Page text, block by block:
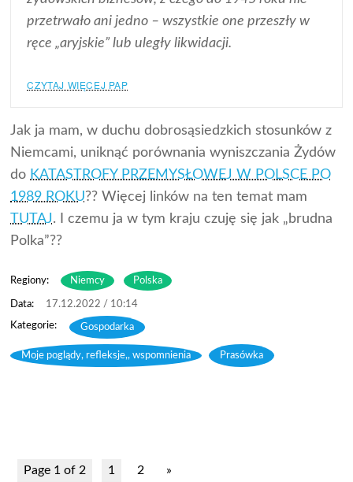
przetrwało ani jedno – wszystkie one przeszły w
ręce „aryjskie” lub uległy likwidacji.
CZYTAJ WIĘCEJ PAP
Jak ja mam, w duchu dobrosąsiedzkich stosunków z
Niemcami, uniknąć porównania wyniszczania Żydów
do KATASTROFY PRZEMYSŁOWEJ W POLSCE PO
1989 ROKU?? Więcej linków na ten temat mam
TUTAJ. I czemu ja w tym kraju czuję się jak „brudna
Polka”??
Regiony: Niemcy Polska
17.12.2022 / 10:14
Gospodarka
Moje poglądy, refleksje,, wspomnienia , Prasówka
Page 1 of 2 1 2 »